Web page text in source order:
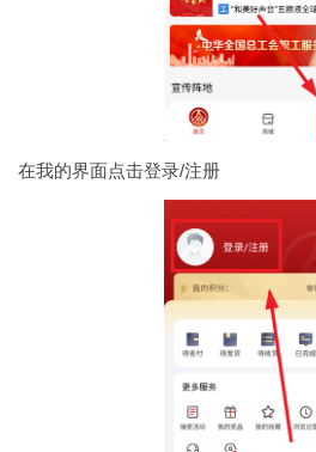
在我的界面点击登录/注册